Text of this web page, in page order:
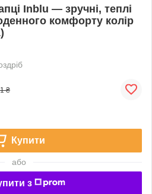
Inblu — зручні, теплі
комфорту колір
₴
Купити
або
з